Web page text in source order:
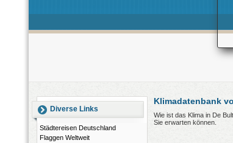
Diverse Links
Städtereisen Deutschland
Flaggen Weltweit
Klimadatenbank
Wie ist das Klima in De
Sie erwarten können.